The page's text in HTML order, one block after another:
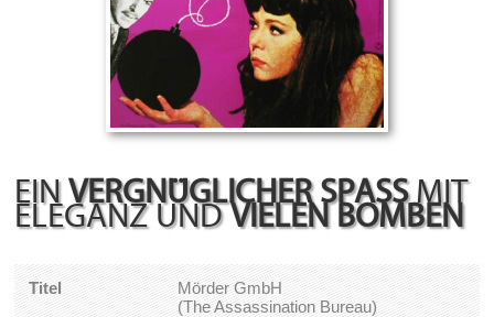
EIN VERGNÜGLICHER SPASS MIT
ELEGANZ UND VIELEN BOMBEN
Titel
Mörder GmbH
(The Assassination Bureau)